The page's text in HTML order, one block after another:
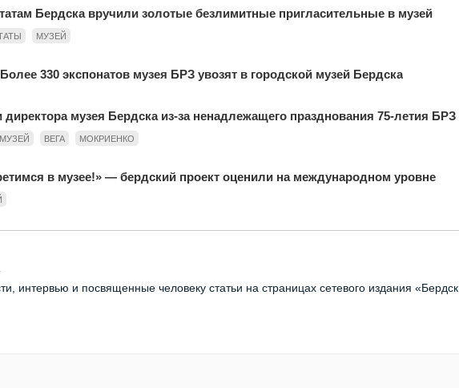
Бердска вручили золотые безлимитные пригласительные в музей
МУЗЕЙ
Более 330 экспонатов музея БРЗ увозят в городской музей Бердска
директора музея Бердска из-за ненадлежащего празднования 75-летия БРЗ
ВЕГА МОКРИЕНКО
в музее!» — бердский проект оценили на международном уровне
интервью и посвященные человеку статьи на страницах сетевого издания «Бердск